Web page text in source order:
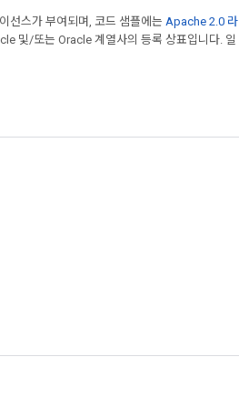
선스가 부여되며, 코드 샘플에는 Apache 2.0 라
및/또는 Oracle 계열사의 등록 상표입니다. 일